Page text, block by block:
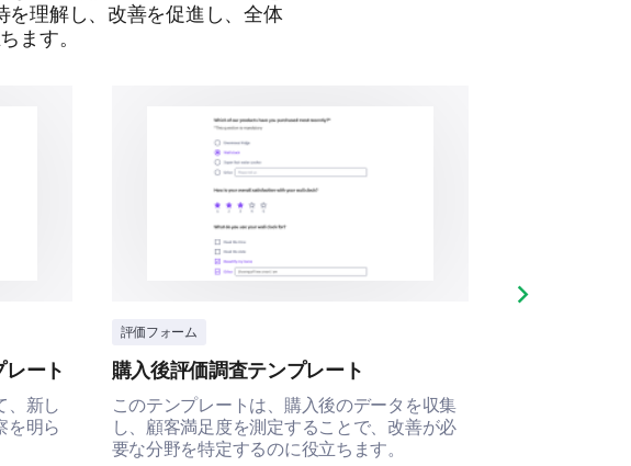
市場の類似製品と比べてどうですか？詳細な
、私たちの製品を推薦しますか？
違う
かもしれない おそらくそうするだろう
理解し、改善を促進し、全体
ます。
ート
、新し
を明ら
評価フォーム
購入後評価調査テンプレート
このテンプレートは、購入後のデータを収集
し、顧客満足度を測定することで、改善が必
要な分野を特定するのに役立ちます。
Next slide